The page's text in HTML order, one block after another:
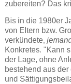
zubereiten? Das
Bis in die 1980er
von Eltern bzw.
verkündete,
Konkretes. "Kann
der Lage, ohne
bestehend aus
und